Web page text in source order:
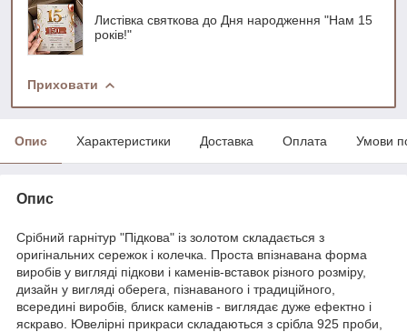
Листівка святкова до Дня народження "Нам 15
років!"
Приховати
Опис Характеристики Доставка Оплата Умови
Опис
Срібний гарнітур "Підкова" із золотом складається з
оригінальних сережок і колечка. Проста впізнавана форма
виробів у вигляді підкови і каменів-вставок різного розміру,
дизайн у вигляді оберега, пізнаваного і традиційного,
всередині виробів, блиск каменів - виглядає дуже ефектно і
яскраво. Ювелірні прикраси складаються з срібла 925 проби,